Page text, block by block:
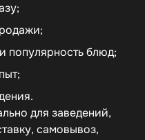
популярность блюд;
для заведений,
самовывоз,